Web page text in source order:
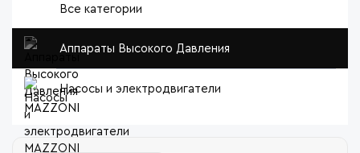
Все категории
Аппараты Высокого Давления
Насосы и электродвигатели